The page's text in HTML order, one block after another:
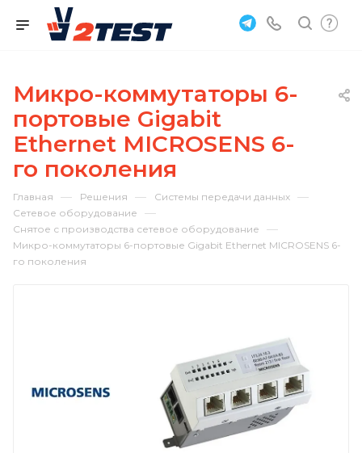
Микро-коммутаторы 6-
портовые Gigabit
Ethernet MICROSENS 6-
го поколения
Главная — Решения — Системы передачи данных —
Сетевое оборудование —
Снятое с производства сетевое оборудование —
Микро-коммутаторы 6-портовые Gigabit Ethernet MICROSENS 6-
го поколения